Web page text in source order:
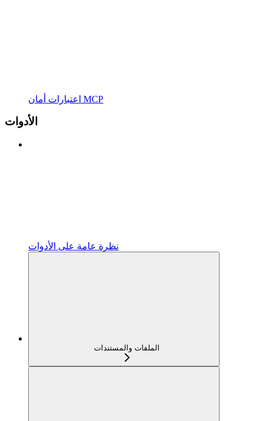
اعتبارات أمان MCP
الأدوات
نظرة عامة على الأدوات
الملفات والمستندات